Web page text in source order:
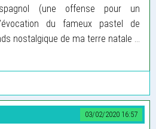
(une offense pour un
du fameux pastel de
nostalgique de ma terre natale …
03/02/2020 16:57